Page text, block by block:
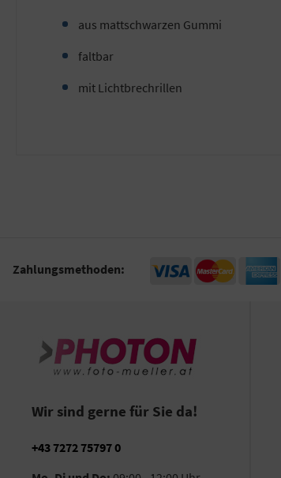
aus mattschwarzen Gummi
faltbar
mit Lichtbrechrillen
Zahlungsmethoden:
Wir sind gerne für Sie da!
+43 7272 75797 0